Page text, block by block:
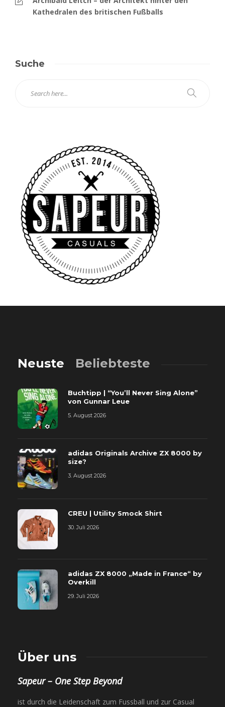
Kathedralen des britischen Fußballs
Suche
Neuste Beliebteste
Buchtipp | “You’ll Never Sing Alone”
von Gunnar Leue
5. August 2026
adidas Originals Archive ZX 8000 by
size?
3. August 2026
CREU | Utility Smock Shirt
30. Juli 2026
adidas ZX 8000 „Made in France“ by
Overkill
29. Juli 2026
Über uns
Sapeur – One Step Beyond
ist durch die Leidenschaft zum Fussball und zur Casual